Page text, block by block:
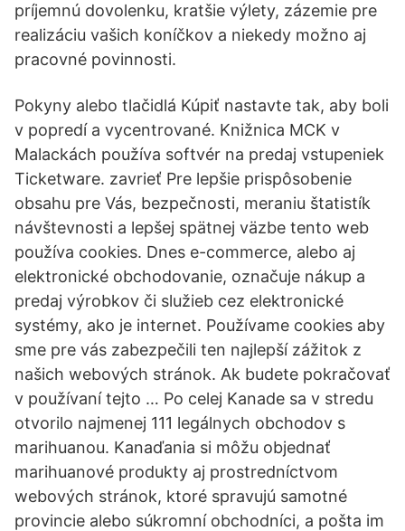
príjemnú dovolenku, kratšie výlety, zázemie pre
realizáciu vašich koníčkov a niekedy možno aj
pracovné povinnosti.
Pokyny alebo tlačidlá Kúpiť nastavte tak, aby boli
v popredí a vycentrované. Knižnica MCK v
Malackách používa softvér na predaj vstupeniek
Ticketware. zavrieť Pre lepšie prispôsobenie
obsahu pre Vás, bezpečnosti, meraniu štatistík
návštevnosti a lepšej spätnej väzbe tento web
používa cookies. Dnes e-commerce, alebo aj
elektronické obchodovanie, označuje nákup a
predaj výrobkov či služieb cez elektronické
systémy, ako je internet. Používame cookies aby
sme pre vás zabezpečili ten najlepší zážitok z
našich webových stránok. Ak budete pokračovať
v používaní tejto … Po celej Kanade sa v stredu
otvorilo najmenej 111 legálnych obchodov s
marihuanou. Kanaďania si môžu objednať
marihuanové produkty aj prostredníctvom
webových stránok, ktoré spravujú samotné
provincie alebo súkromní obchodníci, a pošta im